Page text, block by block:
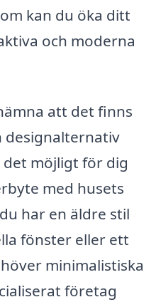
kan du öka ditt
och moderna
att det finns
designalternativ
möjligt för dig
med husets
har en äldre stil
fönster eller ett
minimalistiska
företag